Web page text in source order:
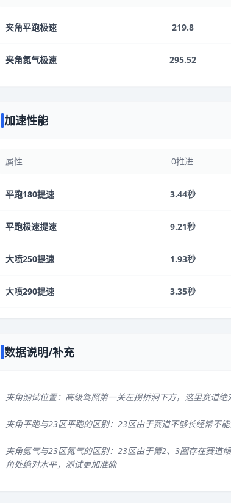
夹角平跑极速 219.8
夹角氮气极速 295.52
加速性能
属性 0推进
平跑180提速 3.44秒
平跑极速提速 9.21秒
大喷250提速 1.93秒
大喷290提速 3.35秒
数据说明/补充
夹角测试位置：高级驾照第一关左拐桥洞下方，这里赛道
夹角平跑与23区平跑的区别：23区由于赛道不够长经常不
夹角氨气与23区氮气的区别：23区由于第2、3圈存在赛道
角处绝对水平，测试更加准确